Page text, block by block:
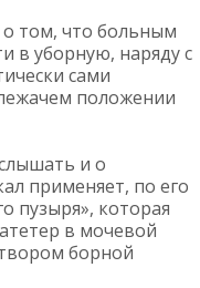
том, что больным
в уборную, наряду с
сами
положении
и о
применяет, по его
пузыря», которая
в мочевой
борной